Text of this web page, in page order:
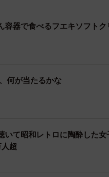
容器で食べるフエキソフトク
何が当たるかな
いて昭和レトロに陶酔した
超